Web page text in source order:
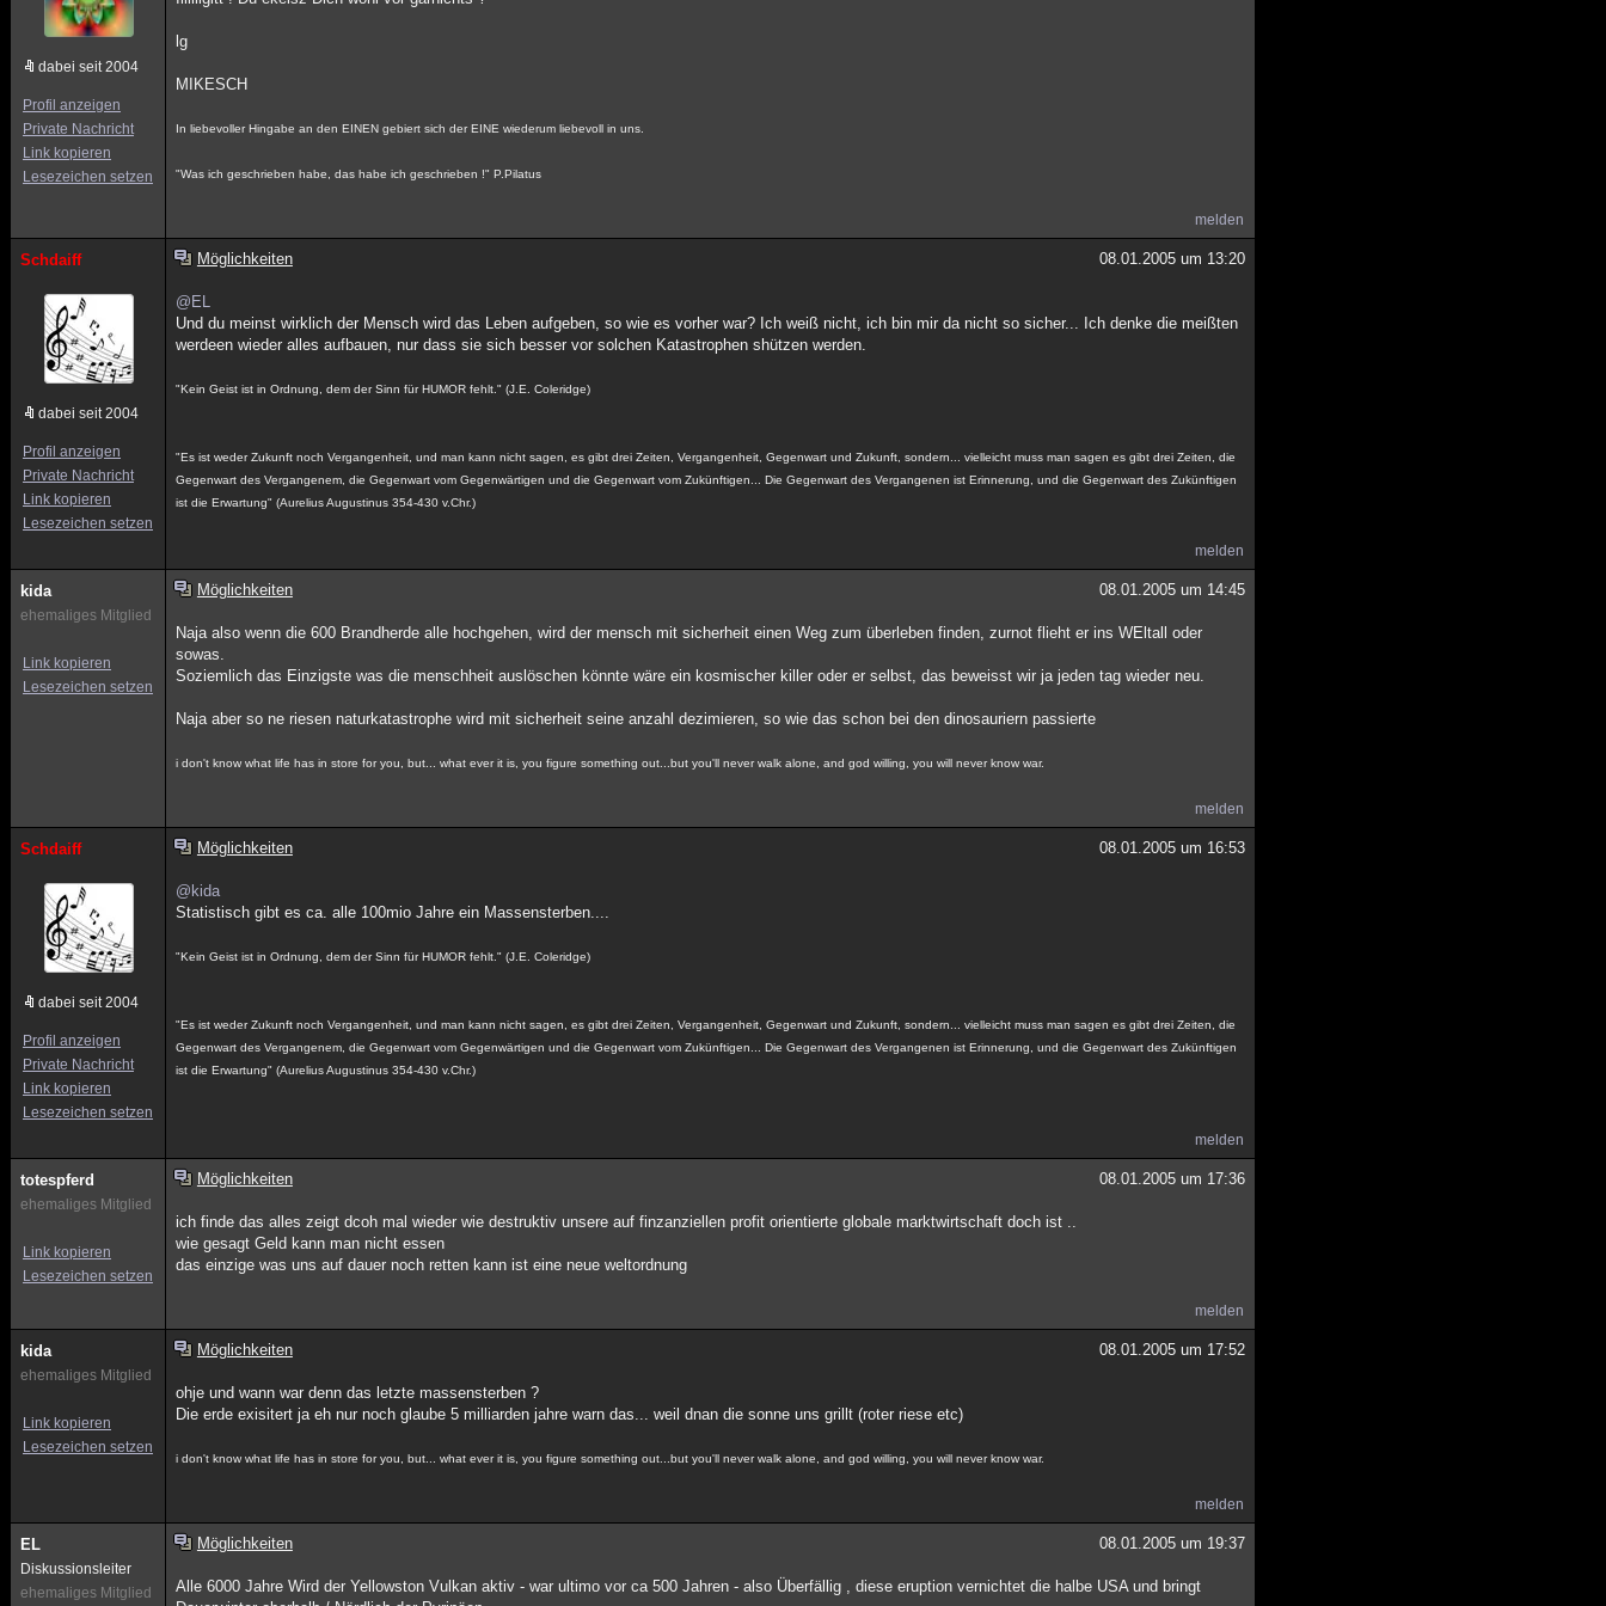
dabei seit 2004
Profil anzeigen
Private Nachricht
Link kopieren
Lesezeichen setzen
lg
MIKESCH
In liebevoller Hingabe an den EINEN gebiert sich der EINE wiederum liebevoll in uns.
"Was ich geschrieben habe, das habe ich geschrieben !" P.Pilatus
melden
Schdaiff
dabei seit 2004
Profil anzeigen
Private Nachricht
Link kopieren
Lesezeichen setzen
Möglichkeiten 08.01.2005 um 13:20
@EL
Und du meinst wirklich der Mensch wird das Leben aufgeben, so wie es vorher war? Ich weiß nicht, ich bin mir da nicht so sicher... Ich denke die meißten
werdeen wieder alles aufbauen, nur dass sie sich besser vor solchen Katastrophen shützen werden.
"Kein Geist ist in Ordnung, dem der Sinn für HUMOR fehlt." (J.E. Coleridge)
"Es ist weder Zukunft noch Vergangenheit, und man kann nicht sagen, es gibt drei Zeiten, Vergangenheit, Gegenwart und Zukunft, sondern... vielleicht muss man sagen es gibt drei Zeiten, die
Gegenwart des Vergangenem, die Gegenwart vom Gegenwärtigen und die Gegenwart vom Zukünftigen... Die Gegenwart des Vergangenen ist Erinnerung, und die Gegenwart des Zukünftigen
ist die Erwartung" (Aurelius Augustinus 354-430 v.Chr.)
melden
kida
ehemaliges Mitglied
Link kopieren
Lesezeichen setzen
Möglichkeiten 08.01.2005 um 14:45
Naja also wenn die 600 Brandherde alle hochgehen, wird der mensch mit sicherheit einen Weg zum überleben finden, zurnot flieht er ins WEltall oder
sowas.
Soziemlich das Einzigste was die menschheit auslöschen könnte wäre ein kosmischer killer oder er selbst, das beweisst wir ja jeden tag wieder neu.
Naja aber so ne riesen naturkatastrophe wird mit sicherheit seine anzahl dezimieren, so wie das schon bei den dinosauriern passierte
i don't know what life has in store for you, but... what ever it is, you figure something out...but you'll never walk alone, and god willing, you will never know war.
melden
Schdaiff
dabei seit 2004
Profil anzeigen
Private Nachricht
Link kopieren
Lesezeichen setzen
Möglichkeiten 08.01.2005 um 16:53
@kida
Statistisch gibt es ca. alle 100mio Jahre ein Massensterben....
"Kein Geist ist in Ordnung, dem der Sinn für HUMOR fehlt." (J.E. Coleridge)
"Es ist weder Zukunft noch Vergangenheit, und man kann nicht sagen, es gibt drei Zeiten, Vergangenheit, Gegenwart und Zukunft, sondern... vielleicht muss man sagen es gibt drei Zeiten, die
Gegenwart des Vergangenem, die Gegenwart vom Gegenwärtigen und die Gegenwart vom Zukünftigen... Die Gegenwart des Vergangenen ist Erinnerung, und die Gegenwart des Zukünftigen
ist die Erwartung" (Aurelius Augustinus 354-430 v.Chr.)
melden
totespferd
ehemaliges Mitglied
Link kopieren
Lesezeichen setzen
Möglichkeiten 08.01.2005 um 17:36
ich finde das alles zeigt dcoh mal wieder wie destruktiv unsere auf finzanziellen profit orientierte globale marktwirtschaft doch ist ..
wie gesagt Geld kann man nicht essen
das einzige was uns auf dauer noch retten kann ist eine neue weltordnung
melden
kida
ehemaliges Mitglied
Link kopieren
Lesezeichen setzen
Möglichkeiten 08.01.2005 um 17:52
ohje und wann war denn das letzte massensterben ?
Die erde exisitert ja eh nur noch glaube 5 milliarden jahre warn das... weil dnan die sonne uns grillt (roter riese etc)
i don't know what life has in store for you, but... what ever it is, you figure something out...but you'll never walk alone, and god willing, you will never know war.
melden
EL
Diskussionsleiter
ehemaliges Mitglied
Möglichkeiten 08.01.2005 um 19:37
Alle 6000 Jahre Wird der Yellowston Vulkan aktiv - war ultimo vor ca 500 Jahren - also Überfällig , diese eruption vernichtet die halbe USA und bringt